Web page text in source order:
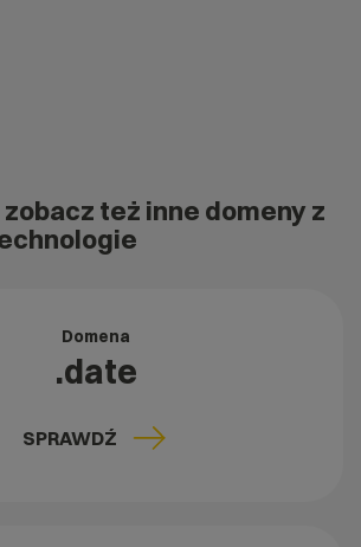
zobacz też inne domeny z
Domena
.date
SPRAWDŹ